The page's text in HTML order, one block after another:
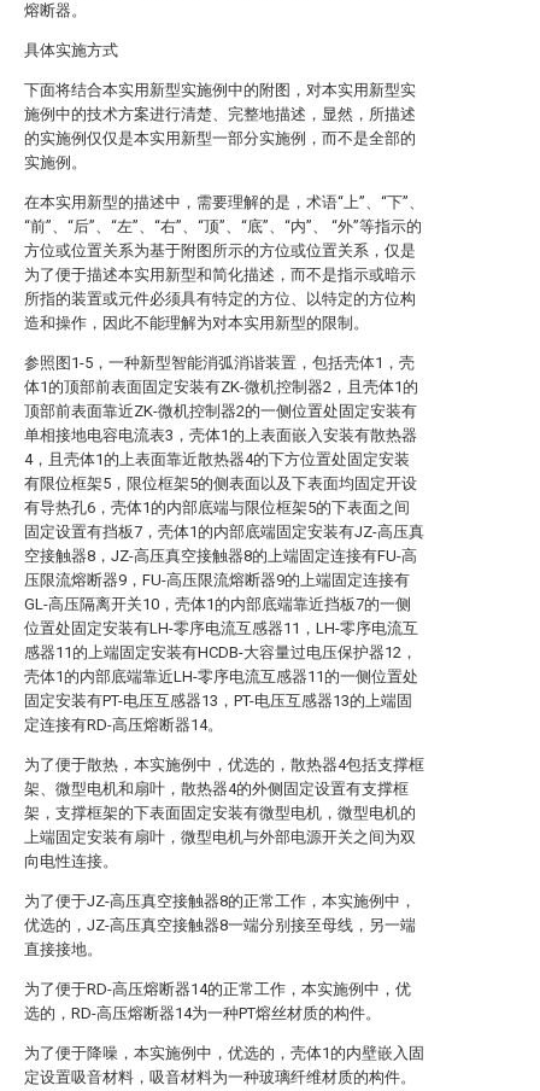
熔断器。
具体实施方式
下面将结合本实用新型实施例中的附图，对本实用新型实
施例中的技术方案进行清楚、完整地描述，显然，所描述
的实施例仅仅是本实用新型一部分实施例，而不是全部的
实施例。
在本实用新型的描述中，需要理解的是，术语“上”、“下”、
“前”、“后”、“左”、“右”、“顶”、“底”、“内”、 “外”等指示的
方位或位置关系为基于附图所示的方位或位置关系，仅是
为了便于描述本实用新型和简化描述，而不是指示或暗示
所指的装置或元件必须具有特定的方位、以特定的方位构
造和操作，因此不能理解为对本实用新型的限制。
参照图1-5，一种新型智能消弧消谐装置，包括壳体1，壳
体1的顶部前表面固定安装有ZK-微机控制器2，且壳体1的
顶部前表面靠近ZK-微机控制器2的一侧位置处固定安装有
单相接地电容电流表3，壳体1的上表面嵌入安装有散热器
4，且壳体1的上表面靠近散热器4的下方位置处固定安装
有限位框架5，限位框架5的侧表面以及下表面均固定开设
有导热孔6，壳体1的内部底端与限位框架5的下表面之间
固定设置有挡板7，壳体1的内部底端固定安装有JZ-高压真
空接触器8，JZ-高压真空接触器8的上端固定连接有FU-高
压限流熔断器9，FU-高压限流熔断器9的上端固定连接有
GL-高压隔离开关10，壳体1的内部底端靠近挡板7的一侧
位置处固定安装有LH-零序电流互感器11，LH-零序电流互
感器11的上端固定安装有HCDB-大容量过电压保护器12，
壳体1的内部底端靠近LH-零序电流互感器11的一侧位置处
固定安装有PT-电压互感器13，PT-电压互感器13的上端固
定连接有RD-高压熔断器14。
为了便于散热，本实施例中，优选的，散热器4包括支撑框
架、微型电机和扇叶，散热器4的外侧固定设置有支撑框
架，支撑框架的下表面固定安装有微型电机，微型电机的
上端固定安装有扇叶，微型电机与外部电源开关之间为双
向电性连接。
为了便于JZ-高压真空接触器8的正常工作，本实施例中，
优选的，JZ-高压真空接触器8一端分别接至母线，另一端
直接接地。
为了便于RD-高压熔断器14的正常工作，本实施例中，优
选的，RD-高压熔断器14为一种PT熔丝材质的构件。
为了便于降噪，本实施例中，优选的，壳体1的内壁嵌入固
定设置吸音材料，吸音材料为一种玻璃纤维材质的构件。